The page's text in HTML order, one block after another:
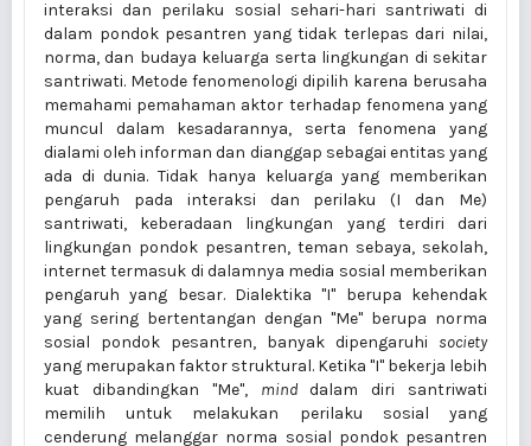
interaksi dan perilaku sosial sehari-hari santriwati di
dalam pondok pesantren yang tidak terlepas dari nilai,
norma, dan budaya keluarga serta lingkungan di sekitar
santriwati. Metode fenomenologi dipilih karena berusaha
memahami pemahaman aktor terhadap fenomena yang
muncul dalam kesadarannya, serta fenomena yang
dialami oleh informan dan dianggap sebagai entitas yang
ada di dunia. Tidak hanya keluarga yang memberikan
pengaruh pada interaksi dan perilaku (I dan Me)
santriwati, keberadaan lingkungan yang terdiri dari
lingkungan pondok pesantren, teman sebaya, sekolah,
internet termasuk di dalamnya media sosial memberikan
pengaruh yang besar. Dialektika "I" berupa kehendak
yang sering bertentangan dengan "Me" berupa norma
sosial pondok pesantren, banyak dipengaruhi society
yang merupakan faktor struktural. Ketika "I" bekerja lebih
kuat dibandingkan "Me", minddalam diri santriwati
memilih untuk melakukan perilaku sosial yang
cenderung melanggar norma sosial pondok pesantren